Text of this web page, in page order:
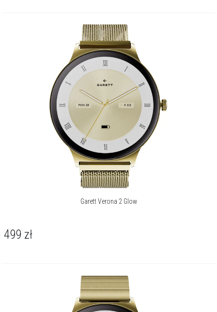
dekady dostarcza zaawansowane technologicznie produkty, które są
dostępne dla każdego. Ich wyróżnikiem jest funkcjonalność,
nowoczesny design i jakość.
Garett Verona 2 Glow
499 zł